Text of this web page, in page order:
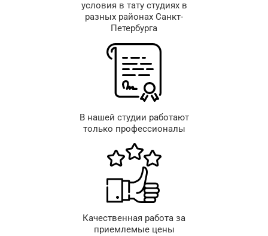
условия в тату студиях в
разных районах Санкт-
Петербурга
В нашей студии работают
только профессионалы
Качественная работа за
приемлемые цены